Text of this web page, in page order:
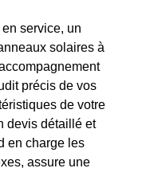
service, un
solaires à
précis de vos
de votre
devis détaillé et
en charge les
assure une